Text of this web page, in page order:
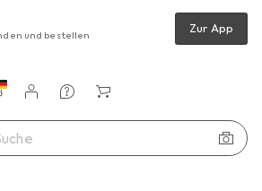
und bestellen Zur App